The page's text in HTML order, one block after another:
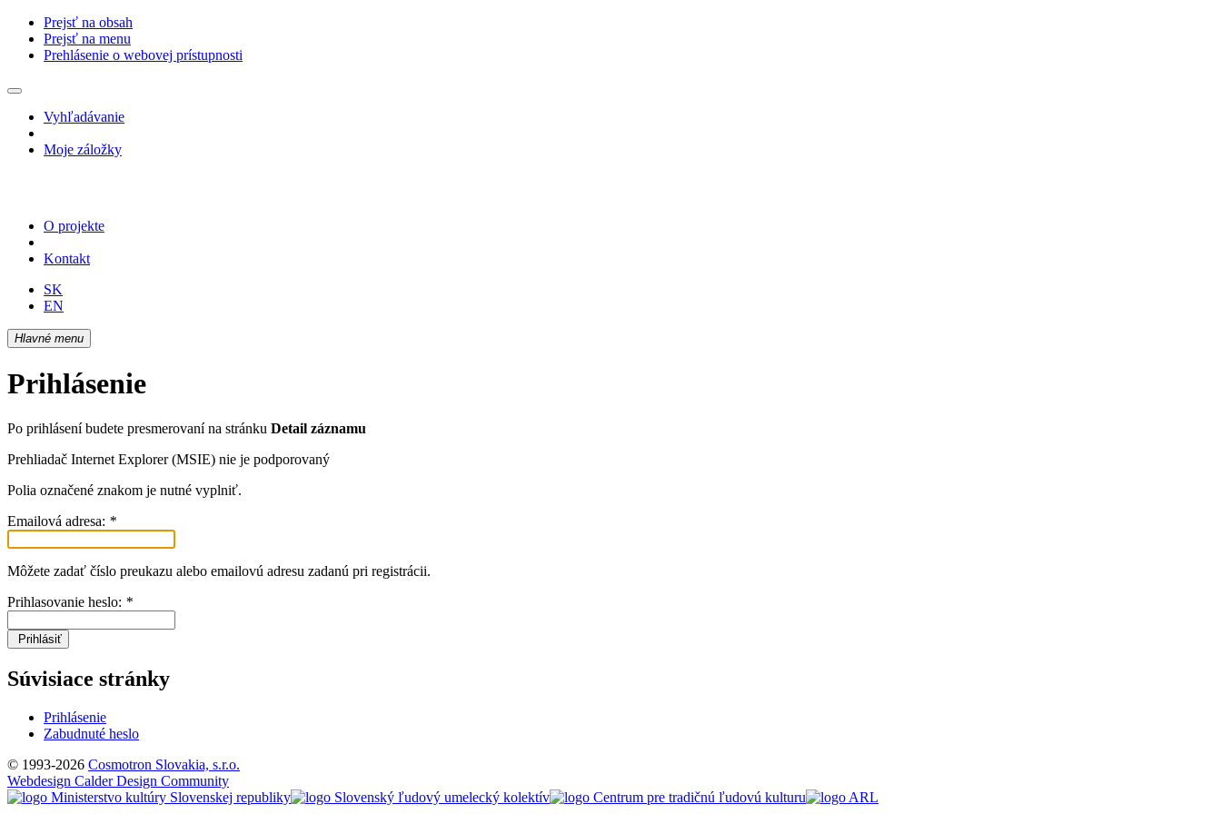
Prejsť na obsah
Prejsť na menu
Prehlásenie o webovej prístupnosti
Vyhľadávanie
Moje záložky
O projekte
Kontakt
SK
EN
Hlavné menu
Prihlásenie
Po prihlásení budete presmerovaní na stránku Detail záznamu
Prehliadač Internet Explorer (MSIE) nie je podporovaný
Polia označené znakom je nutné vyplniť.
Emailová adresa: *
Môžete zadať číslo preukazu alebo emailovú adresu zadanú pri registrácii.
Prihlasovanie heslo: *
Prihlásiť
Súvisiace stránky
Prihlásenie
Zabudnuté heslo
© 1993-2026 Cosmotron Slovakia, s.r.o.
Webdesign Calder Design Community